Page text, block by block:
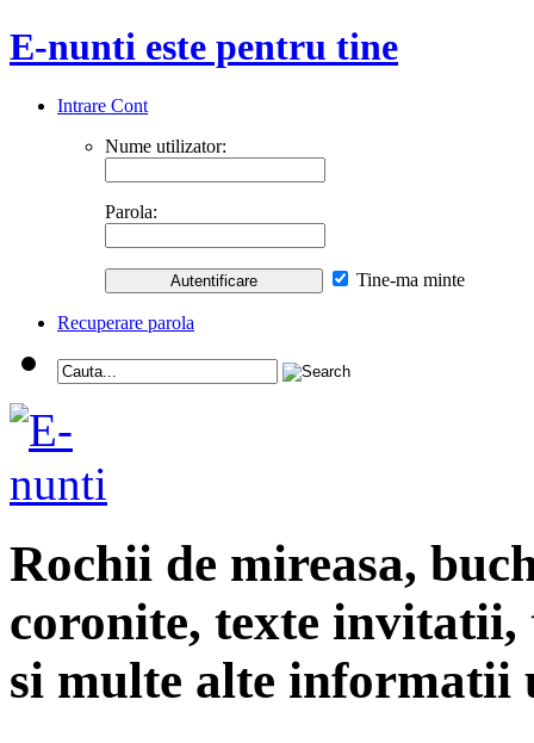
E-nunti este pentru tine
Intrare Cont
Nume utilizator:
Parola:
Tine-ma minte
Recuperare parola
Rochii de mireasa,
coronite, texte
si multe alte informatii